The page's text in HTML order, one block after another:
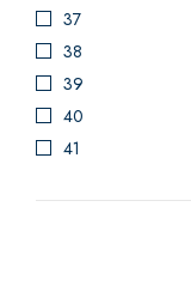
37
38
39
40
41